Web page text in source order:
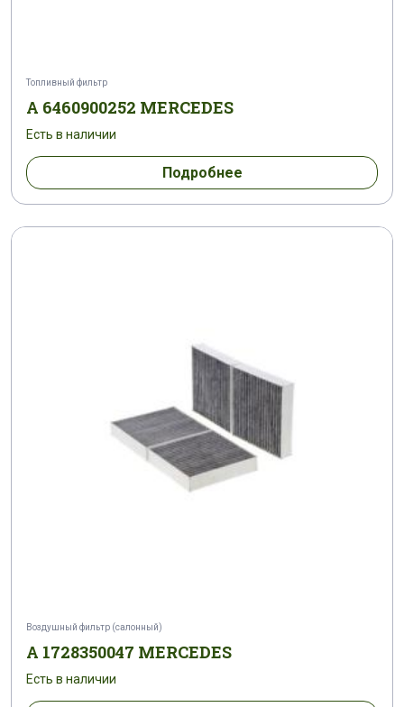
Топливный фильтр
A 6460900252 MERCEDES
Есть в наличии
Подробнее
Воздушный фильтр (салонный)
A 1728350047 MERCEDES
Есть в наличии